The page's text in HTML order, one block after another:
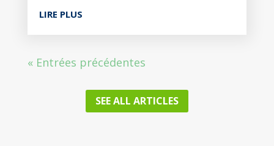
LIRE PLUS
« Entrées précédentes
SEE ALL ARTICLES